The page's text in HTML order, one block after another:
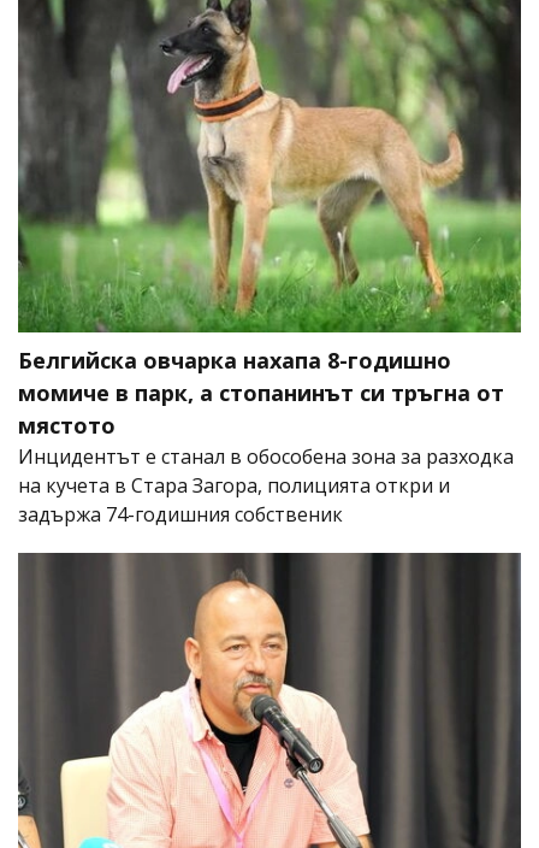
Белгийска овчарка нахапа 8-годишно
момиче в парк, а стопанинът си тръгна от
мястото
Инцидентът е станал в обособена зона за разходка
на кучета в Стара Загора, полицията откри и
задържа 74-годишния собственик